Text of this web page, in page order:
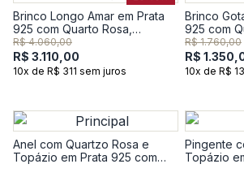
Brinco Longo Amar em Prata
925 com Quarto Rosa,
Prasiolita e Safira
R$ 4.060,00
R$ 3.110,00
10x de R$ 311 sem juros
Brinco Gota
925 com
Safira
R$ 1.760,00
R$
10x de R$
Anel com Quartzo Rosa e
Topázio em Prata 925 com
Pingente
Topázio